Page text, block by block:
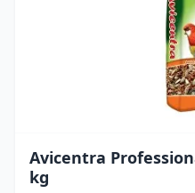
Avicentra
kg